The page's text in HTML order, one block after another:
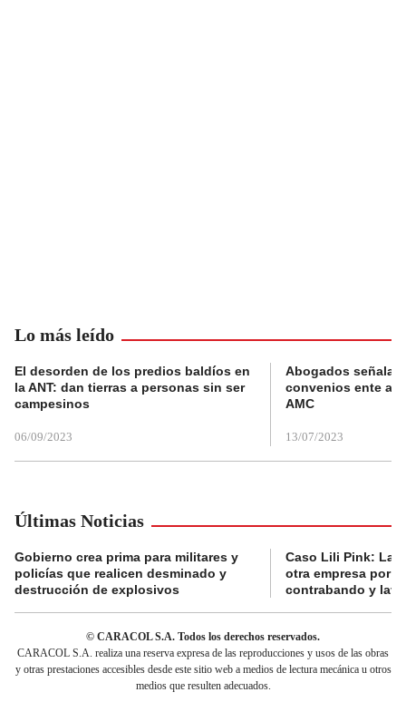
Lo más leído
El desorden de los predios baldíos en
la ANT: dan tierras a personas sin ser
campesinos
06/09/2023
Abogados
convenios ente
AMC
13/07/2023
Últimas Noticias
Gobierno crea prima para militares y
policías que realicen desminado y
destrucción de explosivos
Caso Lili Pink: La
otra empresa por
contrabando y
© CARACOL S.A. Todos los derechos reservados.
CARACOL S.A. realiza una reserva expresa de las reproducciones y usos de las obras
y otras prestaciones accesibles desde este sitio web a medios de lectura mecánica u otros
medios que resulten adecuados.